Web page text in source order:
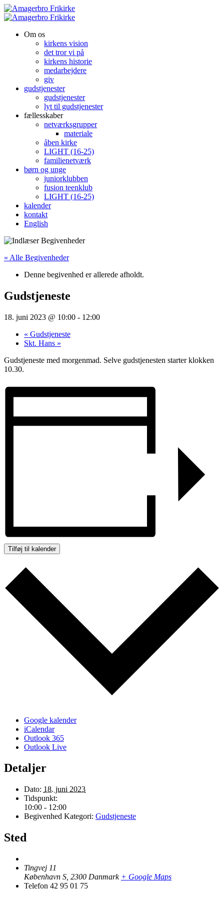
Om os
kirkens vision
det tror vi på
kirkens historie
medarbejdere
giv
gudstjenester
gudstjenester
lyt til gudstjenester
fællesskaber
netværksgrupper
materiale
åben kirke
LIGHT (16-25)
familienetværk
børn og unge
juniorklubben
fusion teenklub
LIGHT (16-25)
kalender
kontakt
English
« Alle Begivenheder
Denne begivenhed er allerede afholdt.
Gudstjeneste
18. juni 2023 @ 10:00 - 12:00
« Gudstjeneste
Skt. Hans »
Gudstjeneste med morgenmad. Selve gudstjenesten starter klokken
10.30.
Tilføj til kalender
Google kalender
iCalendar
Outlook 365
Outlook Live
Detaljer
Dato: 18. juni 2023
Tidspunkt:
10:00 - 12:00
Begivenhed Kategori: Gudstjeneste
Sted
Tingvej 11
København S 2300 Danmark + Google Maps
Telefon 42 95 01 75